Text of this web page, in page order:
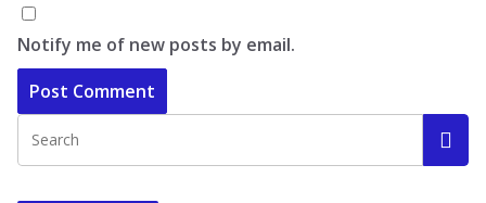
Notify me of new posts by email.